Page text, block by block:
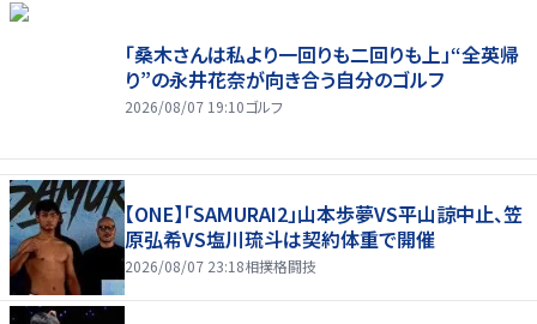
「桑木さんは私より一回りも二回りも上」“全英帰
り”の永井花奈が向き合う自分のゴルフ
2026/08/07 19:10ゴルフ
【ONE】「SAMURAI2」山本歩夢VS平山諒中止、笠
原弘希VS塩川琉斗は契約体重で開催
2026/08/07 23:18相撲格闘技